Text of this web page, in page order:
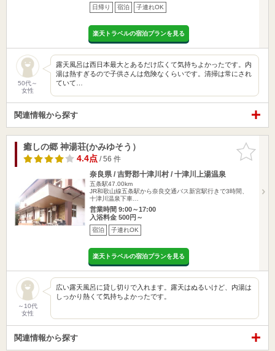
日帰り 宿泊 子連れOK
楽天トラベルの宿泊プランを見る
50代～
女性
露天風呂は西日本最大とあるだけ広くて気持ちよかったです。内
湯は熱すぎるので子供さんは危険なくらいです。清掃は常にされ
ていて…
関連情報から探す
お気に入
りに追加
癒しの郷 神湯荘(かみゆそう）
4.4点/ 56 件
奈良県 / 吉野郡十津川村 / 十津川上湯温泉
五条駅47.00km
JR和歌山線五条駅から奈良交通バス新宮駅行きで3時間、
十津川温泉下車…
営業時間 9:00～17:00
入浴料金 500円～
宿泊 子連れOK
楽天トラベルの宿泊プランを見る
～10代
女性
広い露天風呂に貸し切りで入れます。露天はぬるいけど、内湯は
しっかり熱くて気持ちよかったです。
関連情報から探す